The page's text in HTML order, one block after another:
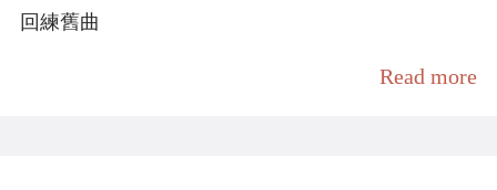
回練舊曲
Read more